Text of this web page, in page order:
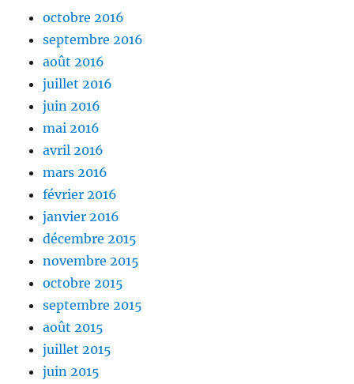
octobre 2016
septembre 2016
août 2016
juillet 2016
juin 2016
mai 2016
avril 2016
mars 2016
février 2016
janvier 2016
décembre 2015
novembre 2015
octobre 2015
septembre 2015
août 2015
juillet 2015
juin 2015